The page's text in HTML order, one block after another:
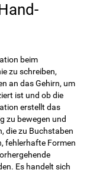
beim
zu schreiben,
an das Gehirn, um
ist und ob die
erstellt das
zu bewegen und
die zu Buchstaben
fehlerhafte Formen
Es handelt sich